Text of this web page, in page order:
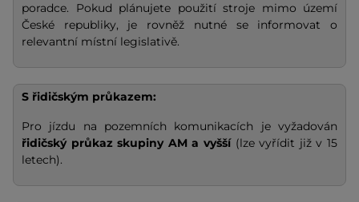
poradce. Pokud plánujete použití stroje mimo území
České republiky, je rovněž nutné se informovat o
relevantní místní legislativě.
S řidičským průkazem:
Pro jízdu na pozemních komunikacích je vyžadován
řidičský průkaz skupiny AM a vyšší(lze vyřídit již v 15
letech).